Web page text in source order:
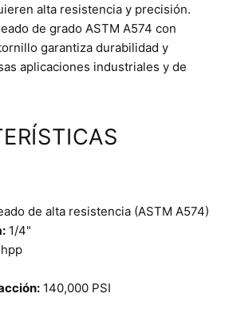
alta resistencia y precisión.
de grado ASTM A574 con
garantiza durabilidad y
aplicaciones industriales y de
de alta resistencia (ASTM A574)
1/4"
140,000 PSI